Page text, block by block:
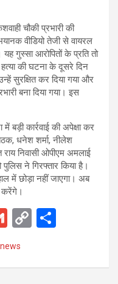
चौकी प्रभारी की
वीडियो तेजी से वायरल
गुस्सा आरोपितों के प्रति तो
की घटना के दूसरे दिन
सुरक्षित कर दिया गया और
बना दिया गया। इस
बड़ी कार्रवाई की अपेक्षा कर
धनेश शर्मा, नीलेश
निवासी ओपीएम अमलाई
ने गिरफ्तार किया है।
में छोड़ा नहीं जाएगा। अब
करेंगे।
G
C